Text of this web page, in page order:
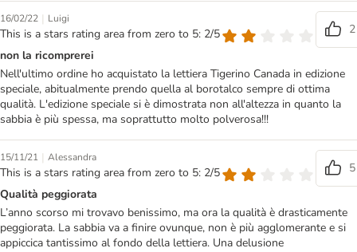
16/02/22 | Luigi
This is a stars rating area from zero to 5: 2/5
2
non la ricomprerei
Nell'ultimo ordine ho acquistato la lettiera Tigerino Canada in edizione
speciale, abitualmente prendo quella al borotalco sempre di ottima
qualità. L'edizione speciale si è dimostrata non all'altezza in quanto la
sabbia è più spessa, ma soprattutto molto polverosa!!!
15/11/21 | Alessandra
This is a stars rating area from zero to 5: 2/5
5
Qualità peggiorata
L’anno scorso mi trovavo benissimo, ma ora la qualità è drasticamente
peggiorata. La sabbia va a finire ovunque, non è più agglomerante e si
appiccica tantissimo al fondo della lettiera. Una delusione